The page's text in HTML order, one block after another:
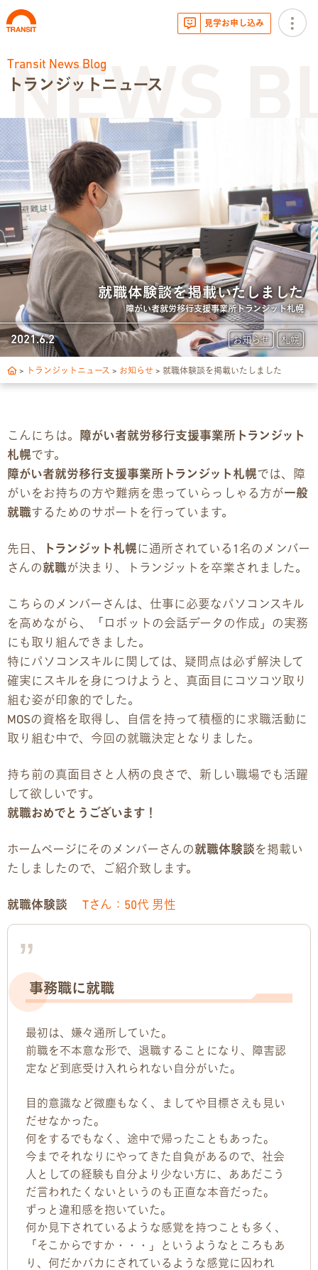
お知らせ
トランジットニュース
利用体験談
広報・イベント
サービス内容
就労移行支援とは
トランジットについて
1日の流れ
3つの支援制度
お食事の提供について
スキルアップ診断
パンフレット
デジタルパンフレット
企業様向けパンフレット
広報チラシ・刊行物
交通アクセス
事業所ツアーマップ
雇用をお考えの企業様へ
お問い合わせ
見学・体験のお申し込み
資料請求
採用情報
Transit News Blog
トランジットニュース
就職体験談を掲載いたしました
障がい者就労移行支援事業所トランジット札幌
お知らせ 札幌
2021.6.2
> トランジットニュース > お知らせ > 就職体験談を掲載いたしました
こんにちは。
障がい者就労移行支援事業所トランジット
札幌です。
障がい者就労移行支援事業所トランジット札幌では、障
がいをお持ちの方や難病を患っていらっしゃる方が一般
就職するためのサポートを行っています。
先日、 トランジット札幌に通所されている1名のメンバー
さんの就職が決まり、トランジットを卒業されました。
こちらのメンバーさんは、仕事に必要なパソコンスキル
を高めながら、「ロボットの会話データの作成」の実務
にも取り組んできました。
特にパソコンスキルに関しては、疑問点は必ず解決して
確実にスキルを身につけようと、真面目にコツコツ取り
組む姿が印象的でした。
MOSの資格を取得し、自信を持って積極的に求職活動に
取り組む中で、今回の就職決定となりました。
持ち前の真面目さと人柄の良さで、新しい職場でも活躍
して欲しいです。
就職おめでとうございます！
ホームページにそのメンバーさんの就職体験談を掲載い
たしましたので、ご紹介致します。
就職体験談 Tさん：50代 男性
事務職に就職
最初は、嫌々通所していた。
前職を不本意な形で、退職することになり、障害認
定など到底受け入れられない自分がいた。
目的意識など微塵もなく、ましてや目標さえも見い
だせなかった。
何をするでもなく、途中で帰ったこともあった。
今までそれなりにやってきた自負があるので、社会
人としての経験も自分より少ない方に、ああだこう
だ言われたくないというのも正直な本音だった。
ずっと違和感を抱いていた。
何か見下されているような感覚を持つことも多く、
「そこからですか・・・」というようなところもあ
り、何だかバカにされているような感覚に囚われ
見学お申し込み